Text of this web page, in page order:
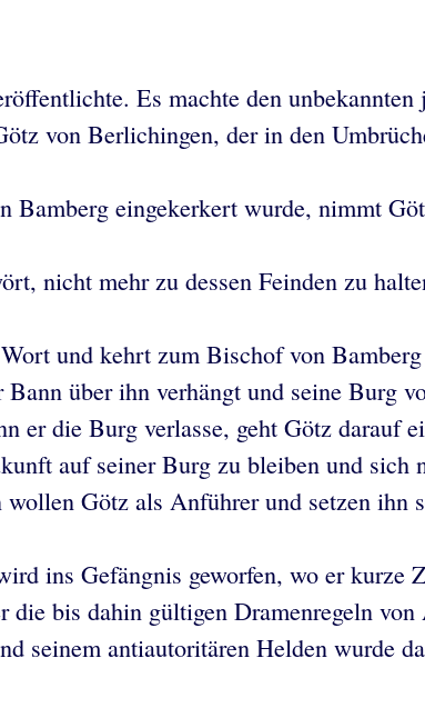
Es machte den
von Berlichingen, der in den
eingekerkert wurde, nimmt
nicht mehr zu dessen Feinden zu
und kehrt zum Bischof von
über ihn verhängt und seine Burg
die Burg verlasse, geht Götz darauf
auf seiner Burg zu bleiben und sich
Götz als Anführer und setzen ihn
ins Gefängnis geworfen, wo er kurze
bis dahin gültigen Dramenregeln
seinem antiautoritären Helden wurde